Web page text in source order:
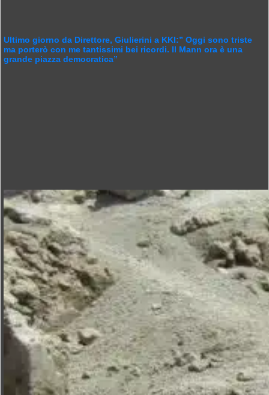
Ultimo giorno da Direttore, Giulierini a KKI:” Oggi sono triste
ma porterò con me tantissimi bei ricordi. Il Mann ora è una
grande piazza democratica”